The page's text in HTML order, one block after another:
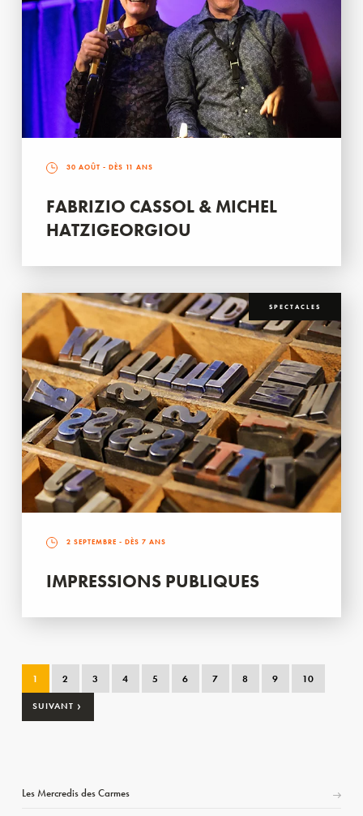
30 AOÛT - DÈS 11 ANS
FABRIZIO CASSOL & MICHEL
HATZIGEORGIOU
SPECTACLES
2 SEPTEMBRE - DÈS 7 ANS
IMPRESSIONS PUBLIQUES
1 2 3 4 5 6 7 8 9 10
SUIVANT ›
Les Mercredis des Carmes